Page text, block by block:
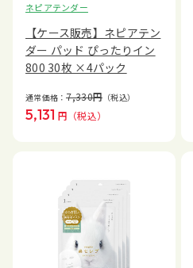
ネピアテンダー
【ケース販売】ネピアテン
ダー パッド ぴったりイン
800 30枚 ×4パック
通常価格：7,330円 （税込）
5,131 円 （税込）